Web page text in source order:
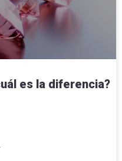
es la diferencia?